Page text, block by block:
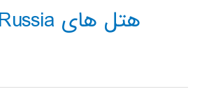
هتل های Russia